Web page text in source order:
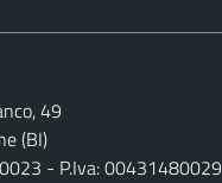
49
(BI)
- P.Iva: 00431480029